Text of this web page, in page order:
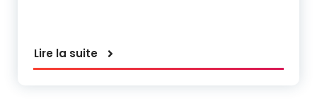
Lire la suite